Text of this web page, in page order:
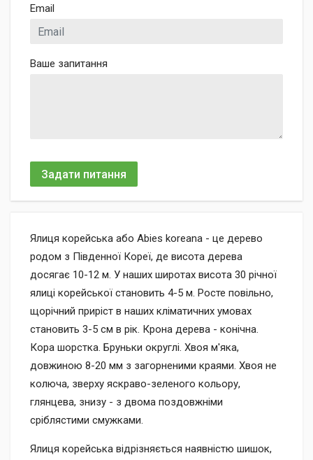
Email
Ваше запитання
Задати питання
Ялиця корейська або Abies koreana - це дерево
родом з Південної Кореї, де висота дерева
досягає 10-12 м. У наших широтах висота 30 річної
ялиці корейської становить 4-5 м. Росте повільно,
щорічний приріст в наших кліматичних умовах
становить 3-5 см в рік. Крона дерева - конічна.
Кора шорстка. Бруньки округлі. Хвоя м'яка,
довжиною 8-20 мм з загорненими краями. Хвоя не
колюча, зверху яскраво-зеленого кольору,
глянцева, знизу - з двома поздовжніми
сріблястими смужками.
Ялиця корейська відрізняється наявністю шишок,